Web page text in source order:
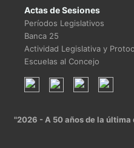
Actas de Sesiones
Períodos Legislativos
Banca 25
Actividad Legislativa y
Escuelas al Concejo
"2026 - A 50 años de la